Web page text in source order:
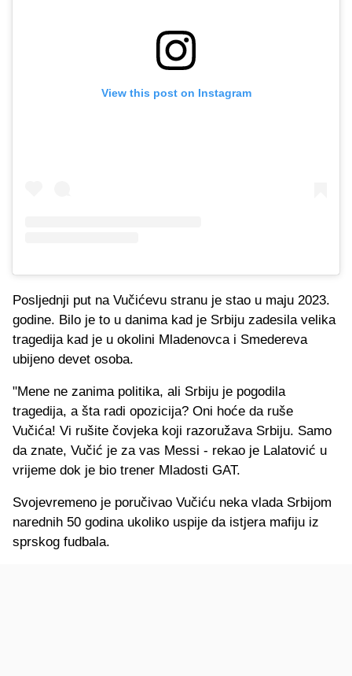
View this post on Instagram
Posljednji put na Vučićevu stranu je stao u maju 2023.
godine. Bilo je to u danima kad je Srbiju zadesila velika
tragedija kad je u okolini Mladenovca i Smedereva
ubijeno devet osoba.
"Mene ne zanima politika, ali Srbiju je pogodila
tragedija, a šta radi opozicija? Oni hoće da ruše
Vučića! Vi rušite čovjeka koji razoružava Srbiju. Samo
da znate, Vučić je za vas Messi - rekao je Lalatović u
vrijeme dok je bio trener Mladosti GAT.
Svojevremeno je poručivao Vučiću neka vlada Srbijom
narednih 50 godina ukoliko uspije da istjera mafiju iz
sprskog fudbala.